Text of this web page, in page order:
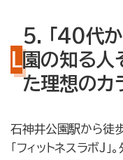
5. 「40代
園の知る人
た理想のカ
石神井公園駅から徒
「フィットネスラボJ